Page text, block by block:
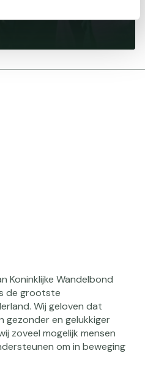
Koninklijke Wandelbond
de grootste
Wij geloven dat
gezonder en gelukkiger
zoveel mogelijk mensen
om in beweging